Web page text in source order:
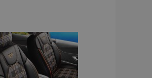
zoznamu
prianí